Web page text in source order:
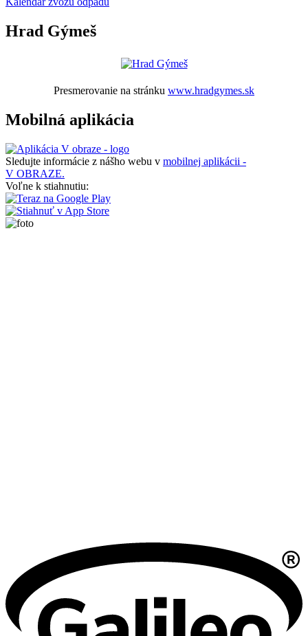
Hrad Gýmeš
Presmerovanie na stránku www.hradgymes.sk
Mobilná aplikácia
Sledujte informácie z nášho webu v mobilnej aplikácii -
V OBRAZE.
Voľne k stiahnutiu: